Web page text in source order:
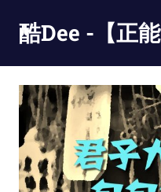
content
酷Dee -【正能
最
酷
只
有
更
酷